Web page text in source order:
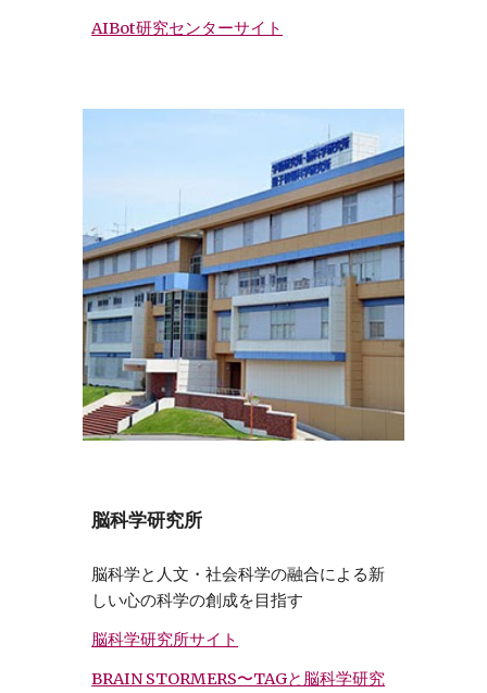
AIBot研究センターサイト
脳科学研究所
脳科学と人文・社会科学の融合による新
しい心の科学の創成を目指す
脳科学研究所サイト
BRAIN STORMERS〜TAGと脳科学研究